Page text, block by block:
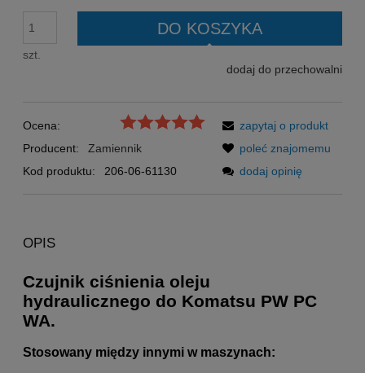
szt.
DO KOSZYKA
dodaj do przechowalni
Ocena:
Producent:
Zamiennik
Kod produktu:
206-06-61130
zapytaj o produkt
poleć znajomemu
dodaj opinię
OPIS
Czujnik ciśnienia oleju
hydraulicznego do Komatsu PW PC
WA.
Stosowany między innymi w maszynach: